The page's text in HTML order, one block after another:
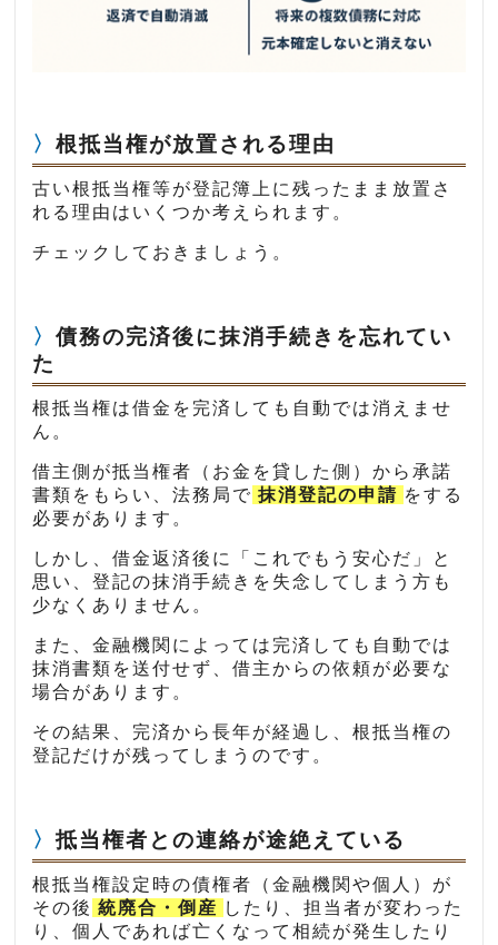
根抵当権が放置される理由
古い根抵当権等が登記簿上に残ったまま放置さ
れる理由はいくつか考えられます。
チェックしておきましょう。
債務の完済後に抹消手続きを忘れてい
た
根抵当権は借金を完済しても自動では消えませ
ん。
借主側が抵当権者（お金を貸した側）から承諾
書類をもらい、法務局で 抹消登記の申請 をする
必要があります。
しかし、借金返済後に「これでもう安心だ」と
思い、登記の抹消手続きを失念してしまう方も
少なくありません。
また、金融機関によっては完済しても自動では
抹消書類を送付せず、借主からの依頼が必要な
場合があります。
その結果、完済から長年が経過し、根抵当権の
登記だけが残ってしまうのです。
抵当権者との連絡が途絶えている
根抵当権設定時の債権者（金融機関や個人）が
その後 統廃合・倒産 したり、担当者が変わった
り、個人であれば亡くなって相続が発生したり